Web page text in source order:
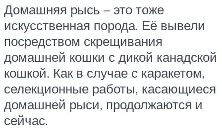
Домашняя рысь – это тоже
искусственная порода. Её вывели
посредством скрещивания
домашней кошки с дикой канадской
кошкой. Как в случае с каракетом,
селекционные работы, касающиеся
домашней рыси, продолжаются и
сейчас.